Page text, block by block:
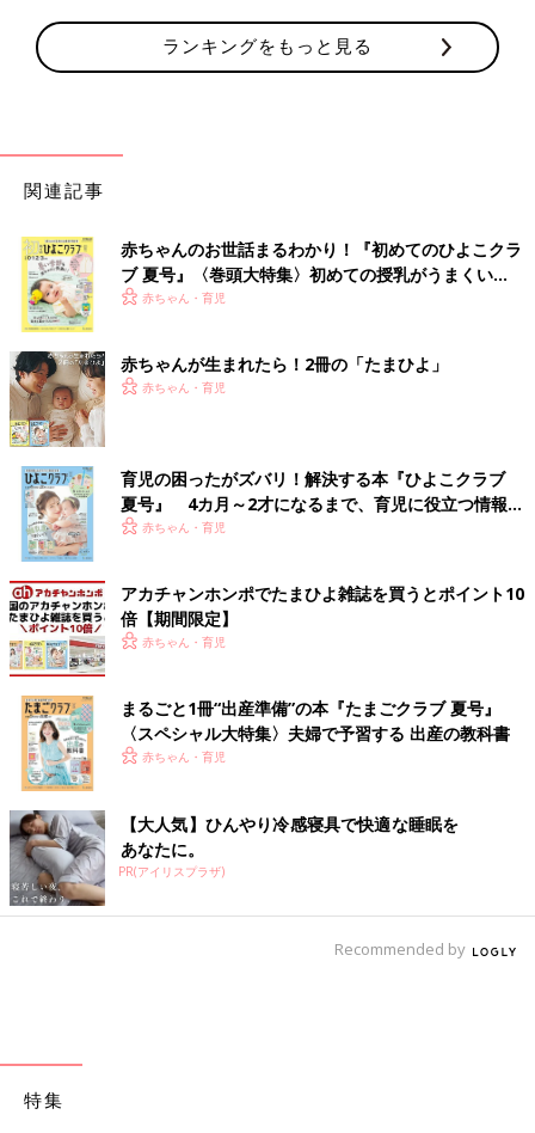
ランキングをもっと見る
関連記事
赤ちゃんのお世話まるわかり！『初めてのひよこクラ
ブ 夏号』〈巻頭大特集〉初めての授乳がうまくい
く！ おっぱい・ミルクの基本と夏のトラブル 解決テ
赤ちゃん・育児
赤ちゃんが生まれたら！2冊の「たまひよ」
赤ちゃん・育児
育児の困ったがズバリ！解決する本『ひよこクラブ
夏号』 4カ月～2才になるまで、育児に役立つ情報が
いっぱい！
赤ちゃん・育児
アカチャンホンポでたまひよ雑誌を買うとポイント10
倍【期間限定】
赤ちゃん・育児
まるごと1冊“出産準備”の本『たまごクラブ 夏号』
〈スペシャル大特集〉夫婦で予習する 出産の教科書
赤ちゃん・育児
【大人気】ひんやり冷感寝具で快適な睡眠を
あなたに。
PR(アイリスプラザ)
Recommended by
特集